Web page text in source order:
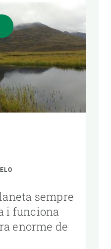
sempre
i funciona
enorme de